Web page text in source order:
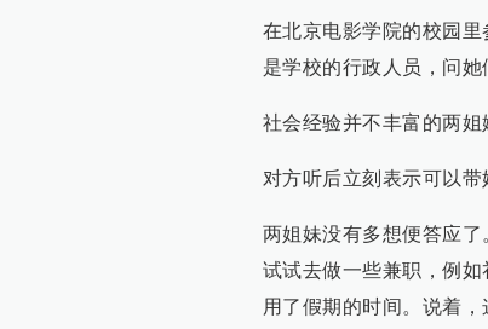
在北京电影学院的校园
是学校的行政人员，问她
社会经验并不丰富的两姐
对方听后立刻表示可以带
两姐妹没有多想便答应
试试去做一些兼职，例
用了假期的时间。说着